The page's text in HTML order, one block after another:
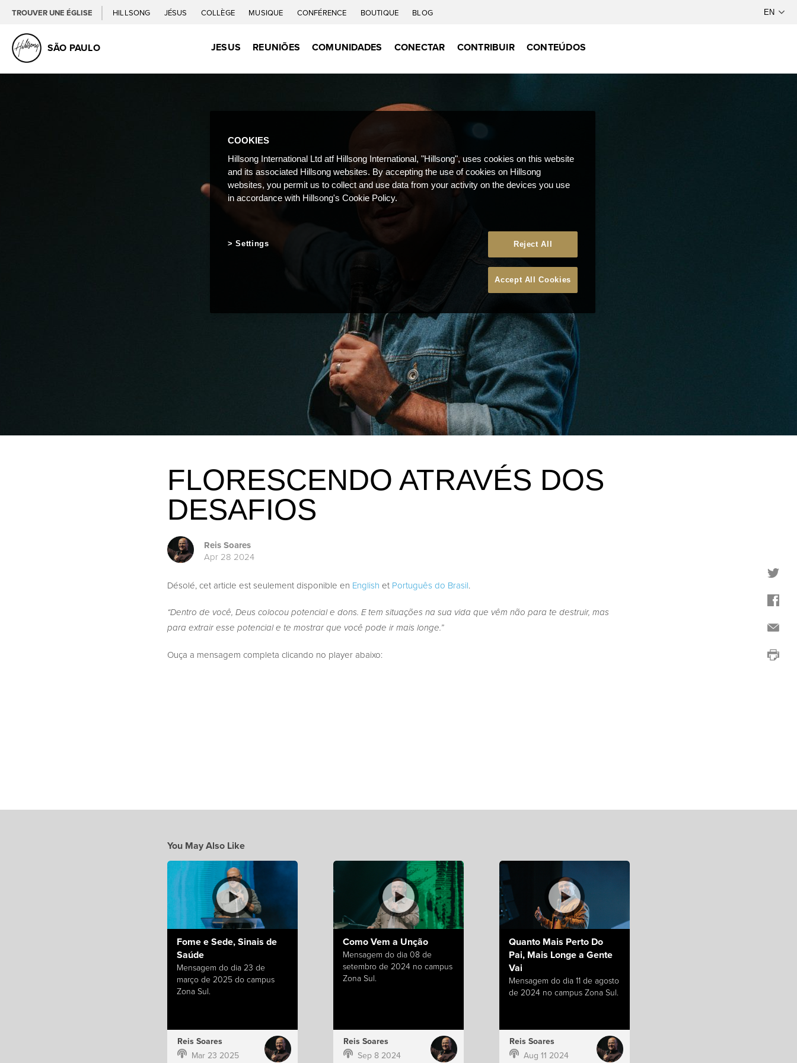
TROUVER UNE ÉGLISE HILLSONG JÉSUS COLLÈGE MUSIQUE CONFÉRENCE BOUTIQUE BLOG
SÃO PAULO JESUS REUNIÕES COMUNIDADES CONECTAR CONTRIBUIR CONTEÚDOS
FLORESCENDO ATRAVÉS DOS
DESAFIOS
Reis Soares
Apr 28 2024
Désolé, cet article est seulement disponible en English et Português do Brasil.
“Dentro de você, Deus colocou potencial e dons. E tem situações na sua vida que vêm não para te destruir, mas
para extrair esse potencial e te mostrar que você pode ir mais longe.”
Ouça a mensagem completa clicando no player abaixo:
You May Also Like
Fome e Sede, Sinais de
Saúde
Mensagem do dia 23 de
março de 2025 do campus
Zona Sul.
Reis Soares
Mar 23 2025
Como Vem a Unção
Mensagem do dia 08 de
setembro de 2024 no campus
Zona Sul.
Reis Soares
Sep 8 2024
Quanto Mais Perto Do
Pai, Mais Longe a Gente
Vai
Mensagem do dia 11 de agosto
de 2024 no campus Zona Sul.
Reis Soares
Aug 11 2024
COOKIES
Hillsong International Ltd atf Hillsong International, "Hillsong", uses cookies on this website
and its associated Hillsong websites. By accepting the use of cookies on Hillsong
websites, you permit us to collect and use data from your activity on the devices you use
in accordance with Hillsong's Cookie Policy.
Reject All
Accept All Cookies
Settings